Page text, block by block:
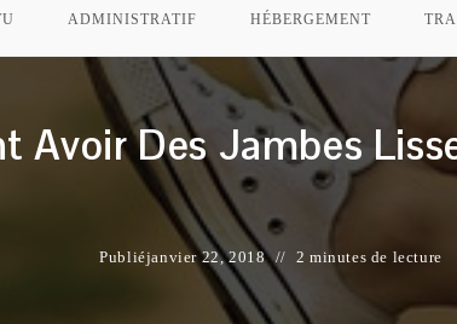
ADMINISTRATIF HÉBERGEMENT
Avoir Des Jambes
Publiéjanvier 22, 2018 2 minutes de lecture